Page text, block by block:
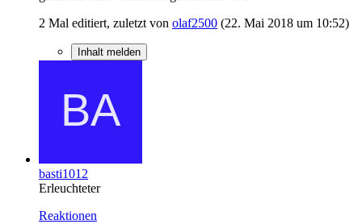
2 Mal editiert, zuletzt von olaf2500 (22. Mai 2018 um 10:52)
Inhalt melden
basti1012
Erleuchteter
Reaktionen